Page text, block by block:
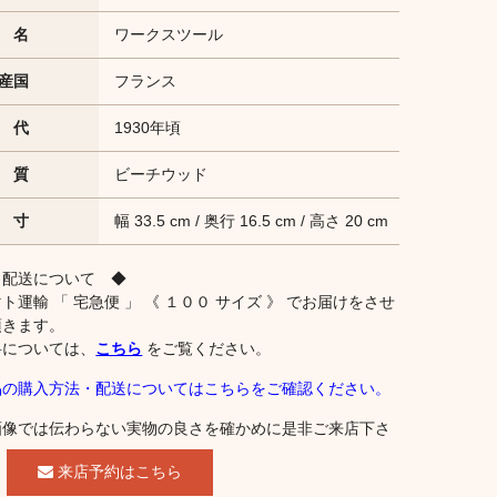
名 ワークスツール
国 フランス
代 1930年頃
質 ビーチウッド
寸 幅 33.5 cm / 奥行 16.5 cm / 高さ 20 cm
送について ◆
運輸 「 宅急便 」 《 １００ サイズ 》 でお届けをさせ
ます。
ついては、 こちら をご覧ください。
購入方法・配送についてはこちらをご確認ください。
では伝わらない実物の良さを確かめに是非ご来店下さ
来店予約はこちら